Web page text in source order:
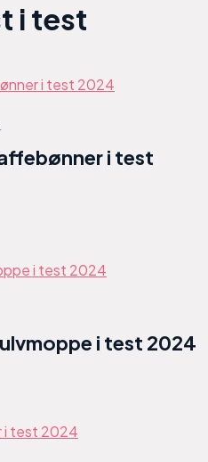
i test
i test
i test 2024